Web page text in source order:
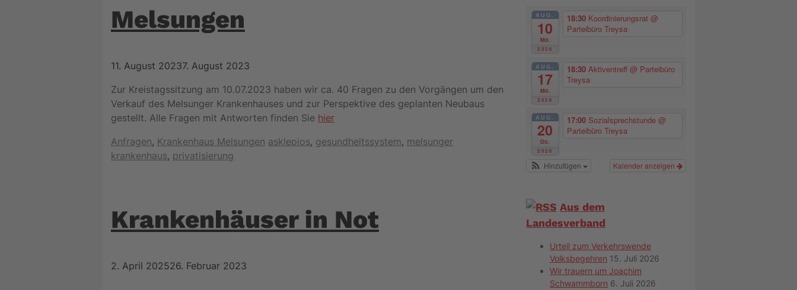
Melsungen
11. August 20237. August 2023
Zur Kreistagssitzung am 10.07.2023 haben wir ca. 40 Fragen zu den Vorgängen um den
Verkauf des Melsunger Krankenhauses und zur Perspektive des geplanten Neubaus
gestellt. Alle Fragen mit Antworten finden Sie hier
Kategorien
Anfragen, Krankenhaus Melsungen Schlagwörter
asklepios, gesundheitssystem, melsunger
krankenhaus, privatisierung
Krankenhäuser in Not
2. April 202526. Februar 2023
AUG.
10
Mo.
2026
18:30 Koordinierungsrat @
Parteibüro Treysa
AUG.
17
Mo.
2026
18:30 Aktiventreff @ Parteibüro
Treysa
AUG.
20
Do.
2026
17:00 Sozialsprechstunde @
Parteibüro Treysa
Kalender anzeigen
Hinzufügen
Aus dem
Landesverband
Urteil zum Verkehrswende
Volksbegehren 15. Juli 2026
Wir trauern um Joachim
Schwammborn 6. Juli 2026